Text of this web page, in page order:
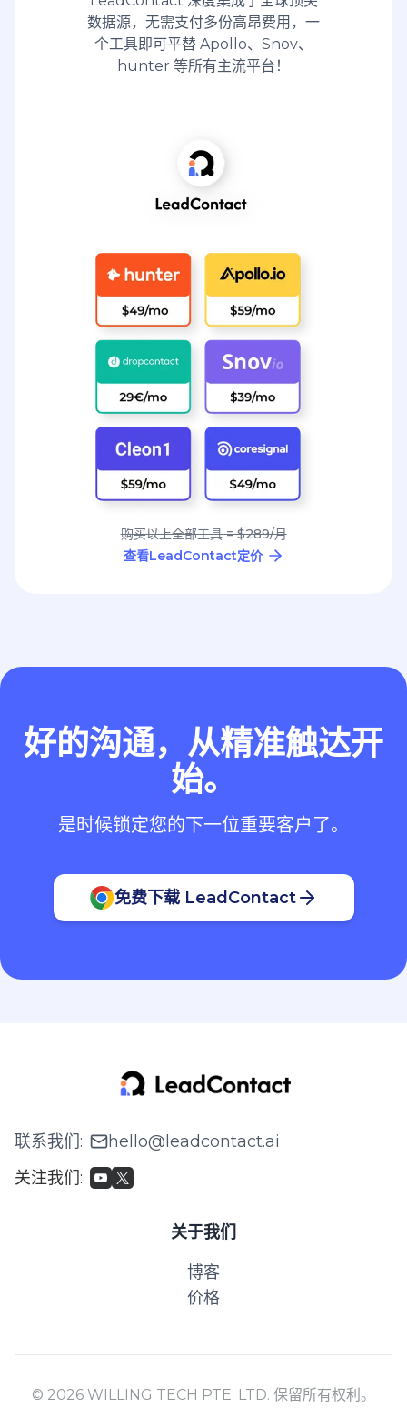
数据源，无需支付多份高昂费用，一
个工具即可平替 Apollo、Snov、
hunter 等所有主流平台！
购买以上全部工具 = $289/月
查看LeadContact定价
好的沟通，从精准触达开
始。
是时候锁定您的下一位重要客户了。
免费下载 LeadContact
联系我们:
hello@leadcontact.ai
关注我们:
关于我们
博客
价格
© 2026 WILLING TECH PTE. LTD. 保留所有权利。